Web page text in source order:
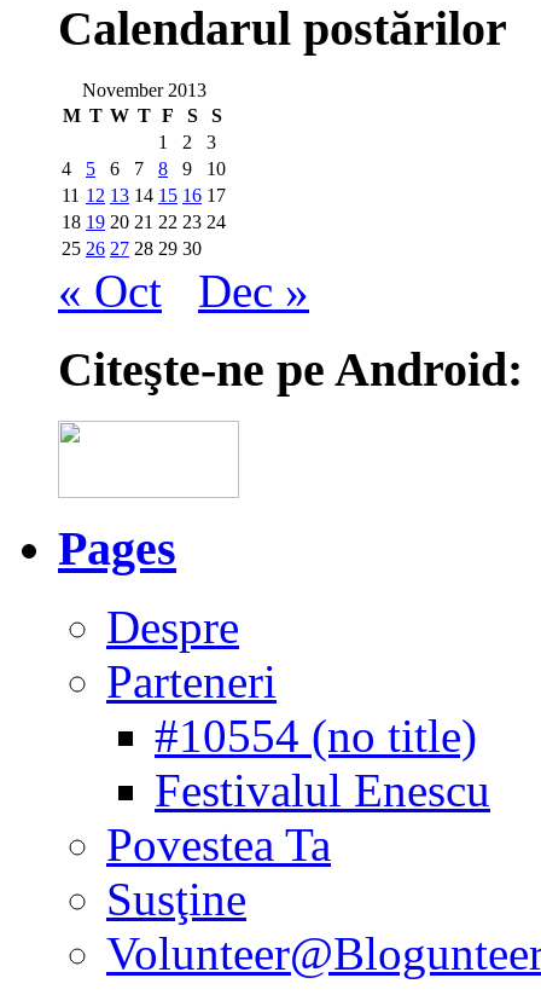
Calendarul postărilor
November 2013
M T W T F S
S
1
2
3
4
5 6 7 8 9
10
11 12 13 14 15 16 17
18 19 20 21 22 23 24
25 26 27 28 29 30
« Oct Dec »
Citeşte-ne pe Android:
Pages
Despre
Parteneri
#10554 (no title)
Festivalul Enescu
Povestea Ta
Susţine